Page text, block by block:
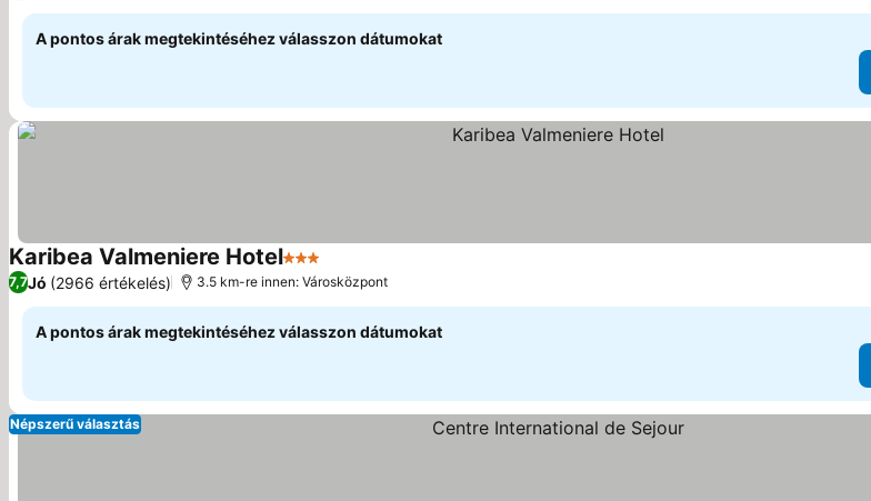
A pontos árak megtekintéséhez válasszon dátumokat
Karibea Valmeniere Hotel3 Kategória
7,7Jó (2966 értékelés) 3.5 km-re innen: Városközpont
A pontos árak megtekintéséhez válasszon dátumokat
Népszerű választás